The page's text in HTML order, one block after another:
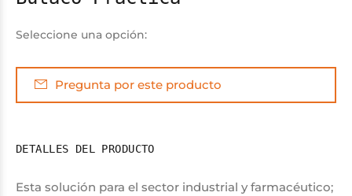
Pregunta por este producto
DETALLES DEL PRODUCTO
Esta solución para el sector industrial y farmacéutico;